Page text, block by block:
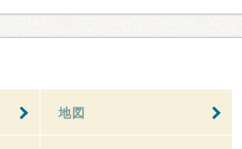
地図